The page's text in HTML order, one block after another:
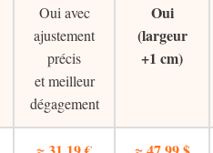
Oui avec
ajustement
précis
et meilleur
dégagement
Oui
(largeur
+1 cm)